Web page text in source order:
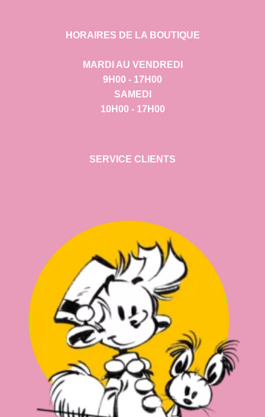
HORAIRES DE LA BOUTIQUE
MARDI AU VENDREDI
9H00 - 17H00
SAMEDI
10H00 - 17H00
SERVICE CLIENTS